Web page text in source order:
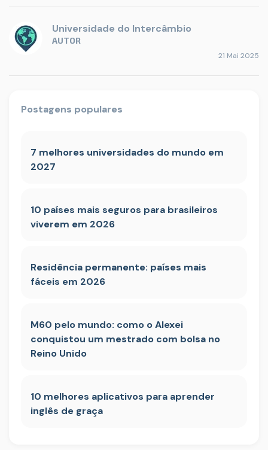
Universidade do Intercâmbio
AUTOR
21 Mai 2025
Postagens populares
7 melhores universidades do mundo em
2027
10 países mais seguros para brasileiros
viverem em 2026
Residência permanente: países mais
fáceis em 2026
M60 pelo mundo: como o Alexei
conquistou um mestrado com bolsa no
Reino Unido
10 melhores aplicativos para aprender
inglês de graça